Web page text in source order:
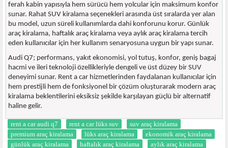
ferah kabin yapısıyla hem sürücü hem yolcular için maksimum konfor
sunar. Rahat SUV kiralama seçenekleri arasında üst sıralarda yer alan
bu model, uzun süreli kullanımlarda dahi konforunu korur. Günlük
araç kiralama, haftalık araç kiralama veya aylık araç kiralama tercih
eden kullanıcılar için her kullanım senaryosuna uygun bir yapı sunar.
Audi Q7; performans, yakıt ekonomisi, yol tutuş, konfor, geniş bagaj
hacmi ve ileri teknoloji özellikleriyle dengeli ve üst düzey bir SUV
deneyimi sunar. Rent a car hizmetlerinden faydalanan kullanıcılar için
hem prestijli hem de fonksiyonel bir çözüm oluşturarak modern araç
kiralama beklentilerini eksiksiz şekilde karşılayan güçlü bir alternatif
haline gelir.
rent a car audi q7 rent a car lüks suv
suv araç kiralama
premium araç kiralama
lüks araç kiralama
ekonomik araç kiralama
günlük araç kiralama
haftalık araç kiralama aylık araç kiralama